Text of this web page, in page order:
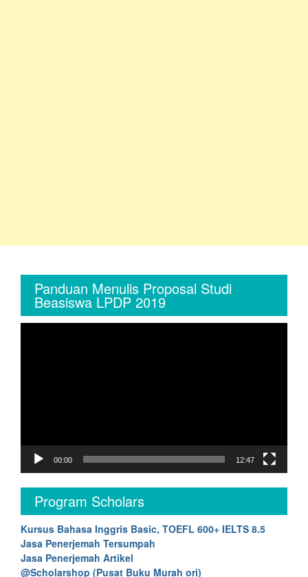
Panduan Menulis Proposal Studi
Beasiswa LPDP 2019
00:00 12:47
Program Scholars
Kursus Bahasa Inggris Basic, TOEFL 600+ IELTS 8.5
Jasa Penerjemah Tersumpah
Jasa Penerjemah Artikel
@Scholarshop (Pusat Buku Murah ori)